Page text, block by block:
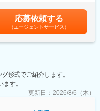
場所はオフィスに拘らず、
できる場所で勤務する」とい
入しています。
に対して日本要件を満たすた
務・臨床研究・PMS関連文書
論文など）の作成およびレビ
い分野の開発品目に関する
賃金はあくまでも目安の金額
性があります。月給(月額)は固
応募依頼する
（エージェントサービス）
形式でご紹介します。
す。
更新日： 2026/8/6（木）